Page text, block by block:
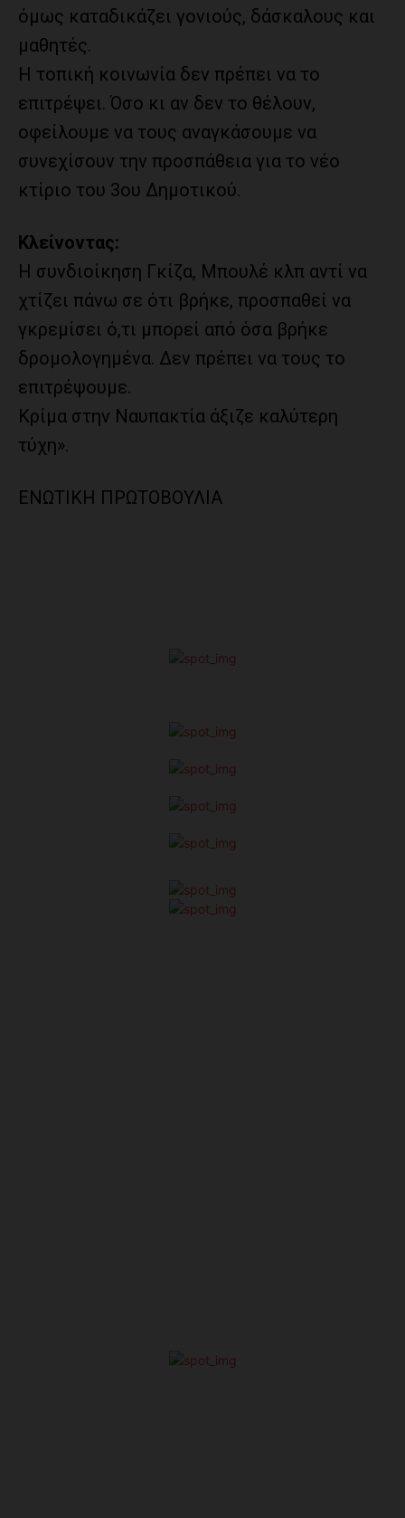
όμως καταδικάζει γονιούς, δάσκαλους και
μαθητές.
Η τοπική κοινωνία δεν πρέπει να το
επιτρέψει. Όσο κι αν δεν το θέλουν,
οφείλουμε να τους αναγκάσουμε να
συνεχίσουν την προσπάθεια για το νέο
κτίριο του 3ου Δημοτικού.
Κλείνοντας:
Η συνδιοίκηση Γκίζα, Μπουλέ κλπ αντί να
χτίζει πάνω σε ότι βρήκε, προσπαθεί να
γκρεμίσει ό,τι μπορεί από όσα βρήκε
δρομολογημένα. Δεν πρέπει να τους το
επιτρέψουμε.
Κρίμα στην Ναυπακτία άξιζε καλύτερη
τύχη».
ΕΝΩΤΙΚΗ ΠΡΩΤΟΒΟΥΛΙΑ